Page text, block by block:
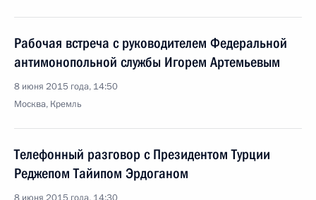
Рабочая встреча с руководителем Федеральной
антимонопольной службы Игорем Артемьевым
8 июня 2015 года, 14:50
Москва, Кремль
Телефонный разговор с Президентом Турции
Реджепом Тайипом Эрдоганом